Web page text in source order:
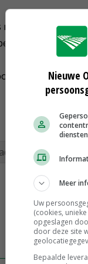
de provincie
het eerst zelf
een lening voor
Nieuwe
diensten
Meer
Uw
(cookies,
opgeslagen
door deze site
Bepaalde